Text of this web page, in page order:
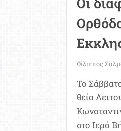
Φίλιππος
Το
θεία
στο Ιερό